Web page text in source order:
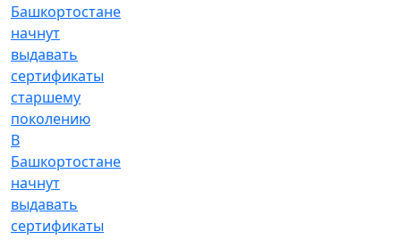
В
Башкортостане
начнут
выдавать
сертификаты